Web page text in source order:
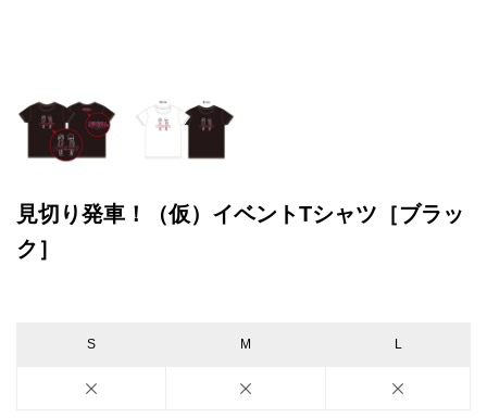
見切り発車！（仮）イベントTシャツ［ブラッ
ク］
S M L